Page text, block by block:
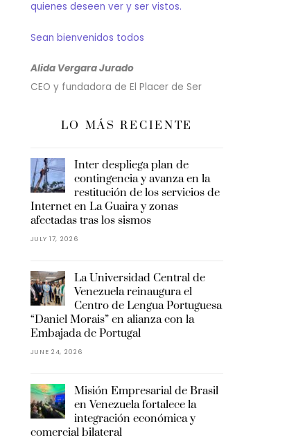
quienes deseen ver y ser vistos.
Sean bienvenidos todos
Alida Vergara Jurado
CEO y fundadora de El Placer de Ser
LO MÁS RECIENTE
Inter despliega plan de
contingencia y avanza en la
restitución de los servicios de
Internet en La Guaira y zonas
afectadas tras los sismos
JULY 17, 2026
La Universidad Central de
Venezuela reinaugura el
Centro de Lengua Portuguesa
“Daniel Morais” en alianza con la
Embajada de Portugal
JUNE 24, 2026
Misión Empresarial de Brasil
en Venezuela fortalece la
integración económica y
comercial bilateral